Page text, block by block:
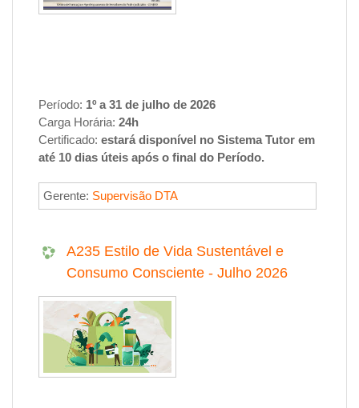
Período: 1º a 31 de julho de 2026
Carga Horária: 24h
Certificado: estará disponível no Sistema Tutor em
até 10 dias úteis após o final do Período.
Gerente: Supervisão DTA
A235 Estilo de Vida Sustentável e
Consumo Consciente - Julho 2026